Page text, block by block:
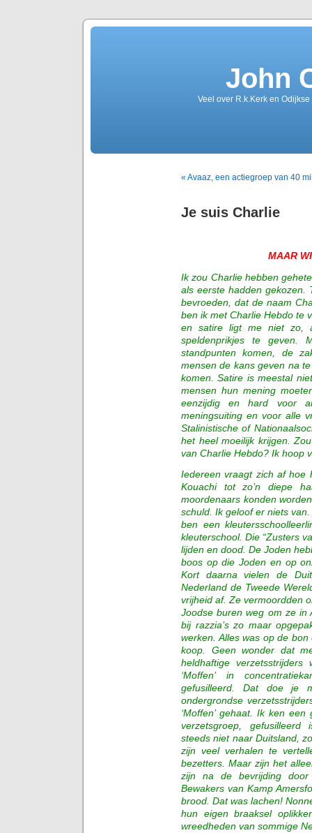
John
Veel over R.k.Kerk en
« Avaaz, een actiegroep van 40
Je suis Charlie
MAAR
Ik zou Charlie hebben
als eerste hadden gekozen.
bevroeden, dat de naam
ben ik met Charlie Hebdo te
en satire ligt me niet zo,
speldenprikjes te geven.
standpunten komen, de
mensen de kans geven na
komen. Satire is meestal
mensen hun mening
eenzijdig en hard voor
meningsuiting en voor alle
Stalinistische of
het heel moeilijk krijgen.
van Charlie Hebdo? Ik hoop
Iedereen vraagt zich af hoe
Kouachi tot zo’n diepe
moordenaars konden
schuld. Ik geloof er niets
ben een
kleuterschool. Die “Zusters
lijden en dood. De Joden
boos op die Joden en op
Kort daarna vielen de
Nederland de Tweede
vrijheid af. Ze vermoordden
Joodse buren weg om ze in
bij razzia’s zo maar
werken. Alles was op de
koop. Geen wonder dat
heldhaftige
‘Moffen’ in
gefusilleerd. Dat doe je
ondergrondse
‘Moffen’ gehaat. Ik ken
verzetsgroep,
steeds niet naar Duitsland,
zijn veel verhalen te
bezetters. Maar zijn het
zijn na de bevrijding door
Bewakers van Kamp
brood. Dat was lachen!
hun eigen braaksel
wreedheden van sommige